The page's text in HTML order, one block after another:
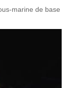
marine de base